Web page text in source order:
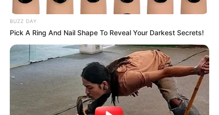
BUZZ DAY
Pick A Ring And Nail Shape To Reveal Your Darkest Secrets!